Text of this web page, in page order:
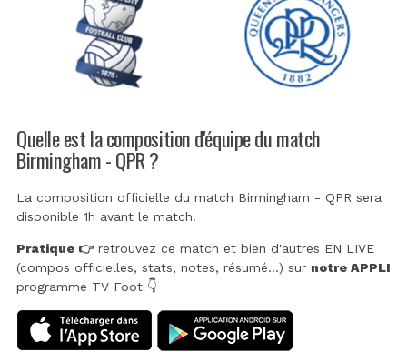
Quelle est la composition d'équipe du match
Birmingham - QPR ?
La composition officielle du match Birmingham - QPR sera
disponible 1h avant le match.
Pratique 👉retrouvez ce match et bien d'autres EN LIVE
(compos officielles, stats, notes, résumé...) sur notre APPLI
programme TV Foot 👇